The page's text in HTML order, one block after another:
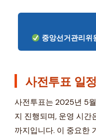
중앙선거관리위
사전투표 일
사전투표는 2025년 5
지 진행되며, 운영 시간
까지입니다. 이 중요한